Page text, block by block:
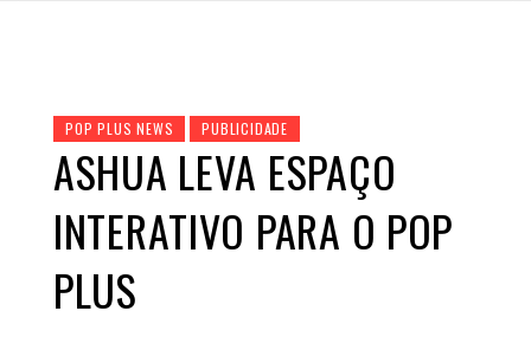
POP PLUS NEWS PUBLICIDADE
ASHUA LEVA ESPAÇO
INTERATIVO PARA O POP
PLUS